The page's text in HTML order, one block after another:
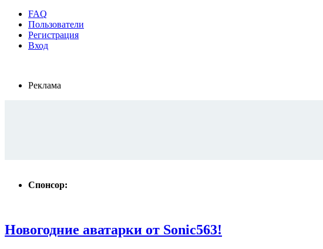
FAQ
Пользователи
Регистрация
Вход
Реклама
Спонсор:
Новогодние аватарки от Sonic563!